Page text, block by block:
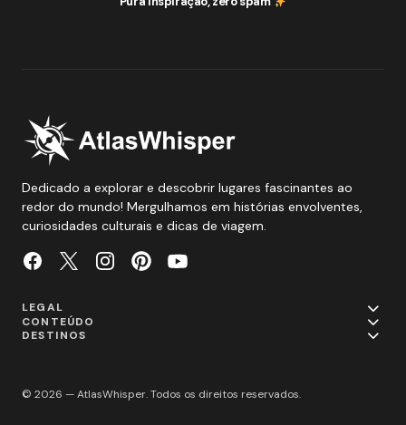
Dedicado a explorar e descobrir lugares fascinantes ao
redor do mundo! Mergulhamos em histórias envolventes,
curiosidades culturais e dicas de viagem.
LEGAL
CONTEÚDO
DESTINOS
© 2026 — AtlasWhisper. Todos os direitos reservados.